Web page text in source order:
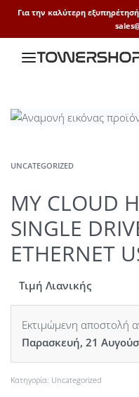
Για την καλύτερη
UNCATEGORIZED
MY CLOUD
SINGLE
ETHERNET
Τιμή Λιανικής
Εκτιμώμενη αποστολή
Παρασκευή, 21
Κατηγορία: Uncategorized